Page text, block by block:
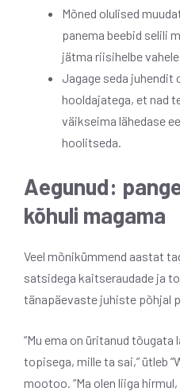
Mõned olulised
panema beebid selili
jätma riisihelbe vahele.
Jagage seda juhendit
hooldajatega, et nad
väikseima lähedase
hoolitseda.
Aegunud:
kõhuli magama
Veel mõnikümmend aastat
satsidega kaitseraudade ja
tänapäevaste juhiste põhjal
“Mu ema on üritanud tõugata
topisega, mille ta sai,” ütleb
mootoo. “Ma olen liiga